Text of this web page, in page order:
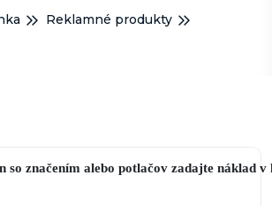
Reklamné produkty
so značením alebo potlačov zadajte náklad v